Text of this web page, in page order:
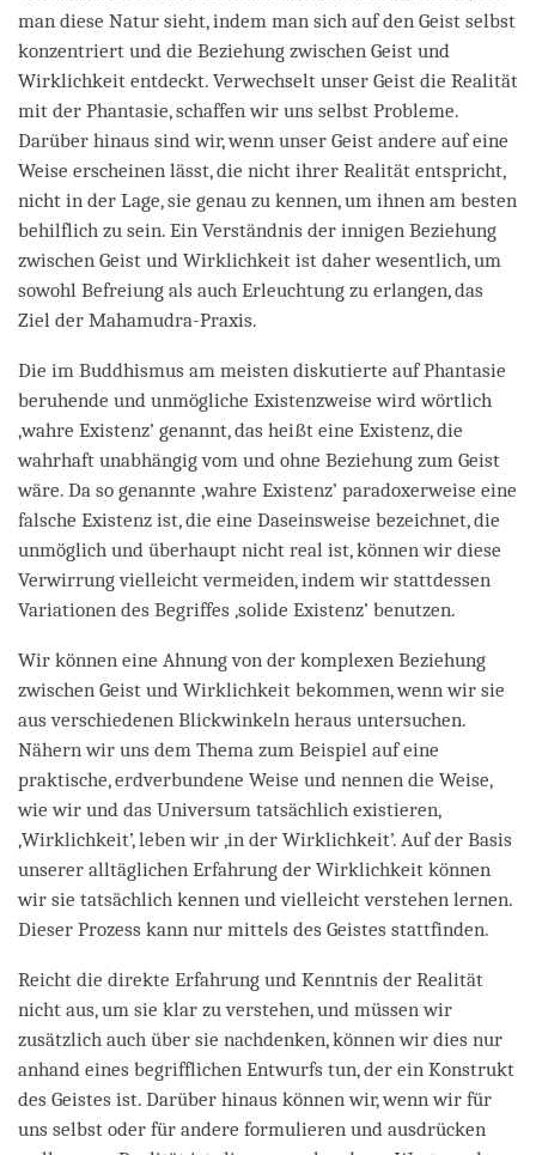
man diese Natur sieht, indem man sich auf den Geist selbst
konzentriert und die Beziehung zwischen Geist und
Wirklichkeit entdeckt. Verwechselt unser Geist die Realität
mit der Phantasie, schaffen wir uns selbst Probleme.
Darüber hinaus sind wir, wenn unser Geist andere auf eine
Weise erscheinen lässt, die nicht ihrer Realität entspricht,
nicht in der Lage, sie genau zu kennen, um ihnen am besten
behilflich zu sein. Ein Verständnis der innigen Beziehung
zwischen Geist und Wirklichkeit ist daher wesentlich, um
sowohl Befreiung als auch Erleuchtung zu erlangen, das
Ziel der Mahamudra-Praxis.
Die im Buddhismus am meisten diskutierte auf Phantasie
beruhende und unmögliche Existenzweise wird wörtlich
‚wahre Existenz’ genannt, das heißt eine Existenz, die
wahrhaft unabhängig vom und ohne Beziehung zum Geist
wäre. Da so genannte ,wahre Existenz’ paradoxerweise eine
falsche Existenz ist, die eine Daseinsweise bezeichnet, die
unmöglich und überhaupt nicht real ist, können wir diese
Verwirrung vielleicht vermeiden, indem wir stattdessen
Variationen des Begriffes ‚solide Existenz’ benutzen.
Wir können eine Ahnung von der komplexen Beziehung
zwischen Geist und Wirklichkeit bekommen, wenn wir sie
aus verschiedenen Blickwinkeln heraus untersuchen.
Nähern wir uns dem Thema zum Beispiel auf eine
praktische, erdverbundene Weise und nennen die Weise,
wie wir und das Universum tatsächlich existieren,
‚Wirklichkeit’, leben wir ‚in der Wirklichkeit’. Auf der Basis
unserer alltäglichen Erfahrung der Wirklichkeit können
wir sie tatsächlich kennen und vielleicht verstehen lernen.
Dieser Prozess kann nur mittels des Geistes stattfinden.
Reicht die direkte Erfahrung und Kenntnis der Realität
nicht aus, um sie klar zu verstehen, und müssen wir
zusätzlich auch über sie nachdenken, können wir dies nur
anhand eines begrifflichen Entwurfs tun, der ein Konstrukt
des Geistes ist. Darüber hinaus können wir, wenn wir für
uns selbst oder für andere formulieren und ausdrücken